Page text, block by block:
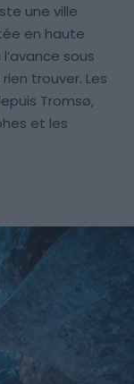
une ville
en haute
sous
trouver. Les
Tromsø,
et les